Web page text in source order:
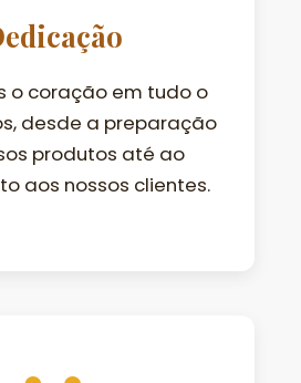
o coração em tudo o
desde a preparação
produtos até ao
aos nossos clientes.